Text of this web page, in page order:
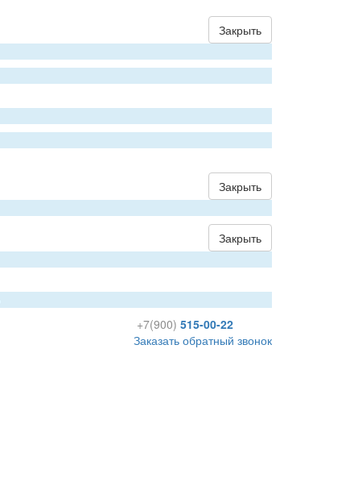
Закрыть
Закрыть
Закрыть
+7(900) 515-00-22
Заказать обратный звонок